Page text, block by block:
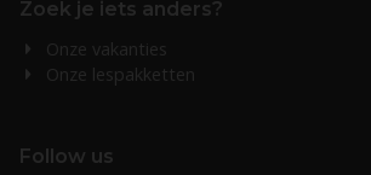
Zoek je iets anders?
Onze vakanties
Onze lespakketten
Follow us